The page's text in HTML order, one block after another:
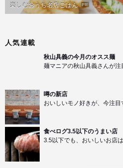
楽しむおうち名店ごはん PR
人気連載
秋山具義の今月のオスス麺
麺マニアの秋山具義さんが注
噂の新店
おいしいモノ好きが、今注目
食べログ3.5以下のうまい店
3.5以下でも、おいしいお店